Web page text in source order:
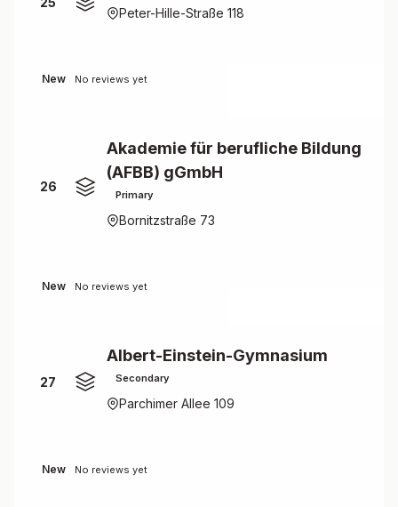
Peter-Hille-Straße 118
New No reviews yet
26
Akademie für berufliche Bildung
(AFBB) gGmbH
Primary
Bornitzstraße 73
New No reviews yet
27
Albert-Einstein-Gymnasium
Secondary
Parchimer Allee 109
New No reviews yet